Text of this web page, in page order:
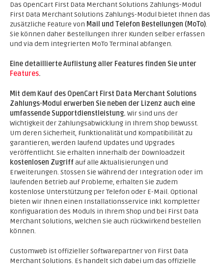
Das OpenCart First Data Merchant Solutions Zahlungs-Modul
First Data Merchant Solutions Zahlungs-Modul bietet Ihnen das
zusätzliche Feature von Mail und Telefon Bestellungen (MoTo).
Sie können daher Bestellungen Ihrer Kunden selber erfassen
und via dem integrierten MoTo Terminal abfangen.
Eine detaillierte Auflistung aller Features finden Sie unter
Features.
Mit dem Kauf des OpenCart First Data Merchant Solutions
Zahlungs-Modul erwerben Sie neben der Lizenz auch eine
umfassende Supportdienstleistung. Wir sind uns der
Wichtigkeit der Zahlungsabwicklung in Ihrem Shop bewusst.
Um deren Sicherheit, Funktionalität und Kompatibilität zu
garantieren, werden laufend Updates und Upgrades
veröffentlicht. Sie erhalten innerhalb der Downloadzeit
kostenlosen Zugriffauf alle Aktualisierungen und
Erweiterungen. Stossen Sie während der Integration oder im
laufenden Betrieb auf Probleme, erhalten Sie zudem
kostenlose Unterstützung per Telefon oder E-Mail. Optional
bieten wir Ihnen einen Installationsservice inkl. kompletter
Konfiguaration des Moduls in Ihrem Shop und bei First Data
Merchant Solutions, welchen Sie auch rückwirkend bestellen
können.
Customweb ist offizieller Softwarepartner von First Data
Merchant Solutions. Es handelt sich dabei um das offizielle